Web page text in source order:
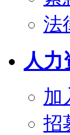
法
人力
加
招